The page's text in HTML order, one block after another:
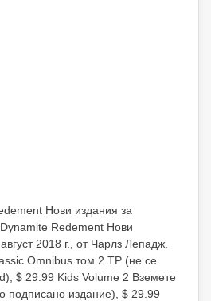
Нови издания за
Redement Нови
2018 г., от Чарлз Лепадж.
Omnibus том 2 TP (не се
$ 29.99 Kids Volume 2 Вземете
подписано издание), $ 29.99